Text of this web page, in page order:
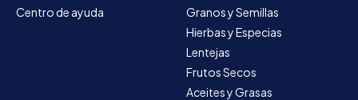
Centro de ayuda
Granos y Semillas
Hierbas y Especias
Lentejas
Frutos Secos
Aceites y Grasas